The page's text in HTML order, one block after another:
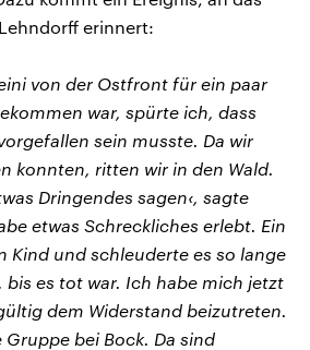
erinnert:
von der Ostfront für ein paar
war, spürte ich, dass
sein musste. Da wir
konnten, ritten wir in den Wald.
Dringendes sagen‹, sagte
etwas Schreckliches erlebt. Ein
Kind und schleuderte es so lange
bis es tot war. Ich habe mich jetzt
dem Widerstand beizutreten.
Gruppe bei Bock. Da sind